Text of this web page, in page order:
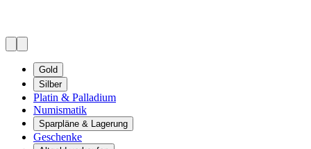
Gold
Silber
Platin & Palladium
Numismatik
Sparpläne & Lagerung
Geschenke